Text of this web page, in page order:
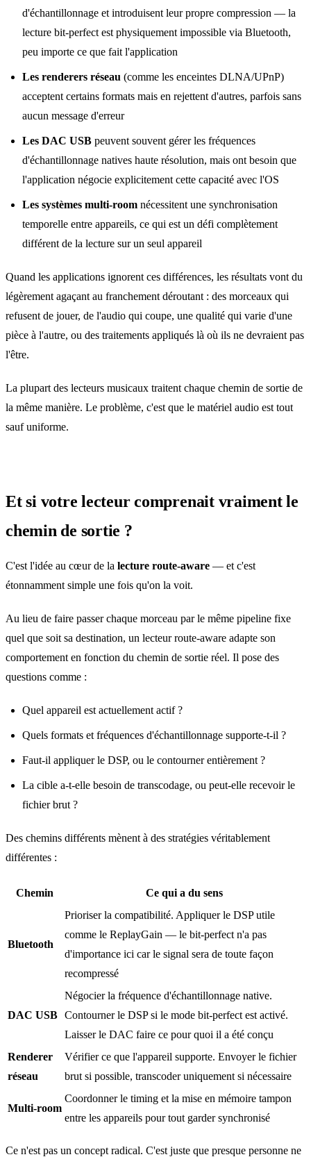
d'échantillonnage et introduisent leur propre compression — la
lecture bit‑perfect est physiquement impossible via Bluetooth,
peu importe ce que fait l'application
Les renderers réseau (comme les enceintes DLNA/UPnP)
acceptent certains formats mais en rejettent d'autres, parfois sans
aucun message d'erreur
Les DAC USB peuvent souvent gérer les fréquences
d'échantillonnage natives haute résolution, mais ont besoin que
l'application négocie explicitement cette capacité avec l'OS
Les systèmes multi‑room nécessitent une synchronisation
temporelle entre appareils, ce qui est un défi complètement
différent de la lecture sur un seul appareil
Quand les applications ignorent ces différences, les résultats vont du
légèrement agaçant au franchement déroutant : des morceaux qui
refusent de jouer, de l'audio qui coupe, une qualité qui varie d'une
pièce à l'autre, ou des traitements appliqués là où ils ne devraient pas
l'être.
La plupart des lecteurs musicaux traitent chaque chemin de sortie de
la même manière. Le problème, c'est que le matériel audio est tout
sauf uniforme.
Et si votre lecteur comprenait vraiment le
chemin de sortie ?
C'est l'idée au cœur de la lecture route‑aware — et c'est
étonnamment simple une fois qu'on la voit.
Au lieu de faire passer chaque morceau par le même pipeline fixe
quel que soit sa destination, un lecteur route‑aware adapte son
comportement en fonction du chemin de sortie réel. Il pose des
questions comme :
Quel appareil est actuellement actif ?
Quels formats et fréquences d'échantillonnage supporte‑t‑il ?
Faut‑il appliquer le DSP, ou le contourner entièrement ?
La cible a‑t‑elle besoin de transcodage, ou peut‑elle recevoir le
fichier brut ?
Des chemins différents mènent à des stratégies véritablement
différentes :
Chemin Ce qui a du sens
Bluetooth
Prioriser la compatibilité. Appliquer le DSP utile
comme le ReplayGain — le bit‑perfect n'a pas
d'importance ici car le signal sera de toute façon
recompressé
DAC USB
Négocier la fréquence d'échantillonnage native.
Contourner le DSP si le mode bit‑perfect est activé.
Laisser le DAC faire ce pour quoi il a été conçu
Renderer
réseau
Vérifier ce que l'appareil supporte. Envoyer le fichier
brut si possible, transcoder uniquement si nécessaire
Multi‑room
Coordonner le timing et la mise en mémoire tampon
entre les appareils pour tout garder synchronisé
Ce n'est pas un concept radical. C'est juste que presque personne ne